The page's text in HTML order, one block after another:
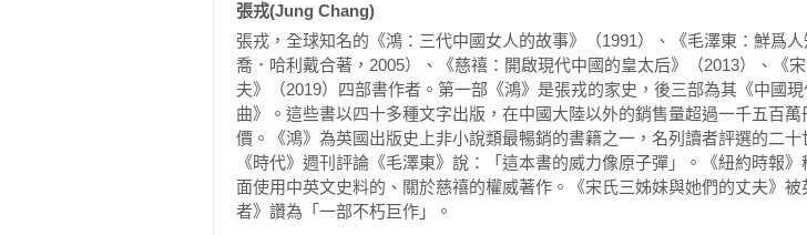
「張戎是很少幾個能找到中國歷史悲劇根子的中國人之一。《鴻》是描寫中國
——《紐約書評》
「《鴻》像閃電一樣令你震撼，有《飄》一般的激情。如此的氣勢，如此的神
有人比張戎更能描寫毛澤東治下的中國了。」
——《巴黎人》
「一本真正罕見的書。張戎是第一流的行家，用詩一樣的語言，描繪了幾乎令
中國沉默了（一九五六～一九五八）
12 巧婦能為無米炊
大饑荒（一九五八～一九六二）
13 千金小姐
我的世界（一九五八～一九六五）
14 爹親娘親，不如毛主席親
對毛澤東的個人崇拜（一九六四～一九六五）
15 破字當頭，立在其中
張戎(Jung Chang)
張戎，全球知名的《鴻：三代中國女人的故事》（1991）、《毛澤東：鮮爲
喬．哈利戴合著，2005）、《慈禧：開啟現代中國的皇太后》（2013）、《
夫》（2019）四部書作者。第一部《鴻》是張戎的家史，後三部為其《中國
曲》。這些書以四十多種文字出版，在中國大陸以外的銷售量超過一千五百
價。《鴻》為英國出版史上非小說類最暢銷的書籍之一，名列讀者評選的二十
《時代》週刊評論《毛澤東》說：「這本書的威力像原子彈」。《紐約時報
面使用中英文史料的、關於慈禧的權威著作。《宋氏三姊妹與她們的丈夫》
者》讚為「一部不朽巨作」。